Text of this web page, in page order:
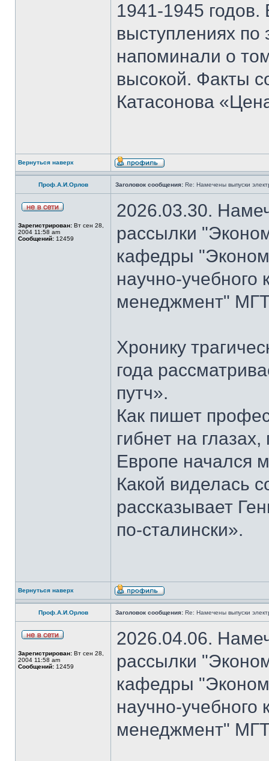
1941-1945 годов.
выступлениях по
напоминали о
высокой. Факты
Катасонова
Вернуться наверх
Проф.А.И.Орлов Заголовок сообщения: Re: Намечены выпуски
Зарегистрирован: Вт сен 28,
2004 11:58 am
Сообщений: 12459
2026.03.30.
рассылки
кафедры
научно-
менеджмент"
Хронику
года
путч».
Как пишет
гибнет на
Европе начался
Какой виделась
рассказывает
по-сталински».
Вернуться наверх
Проф.А.И.Орлов Заголовок сообщения: Re: Намечены выпуски
Зарегистрирован: Вт сен 28,
2004 11:58 am
Сообщений: 12459
2026.04.06.
рассылки
кафедры
научно-
менеджмент"